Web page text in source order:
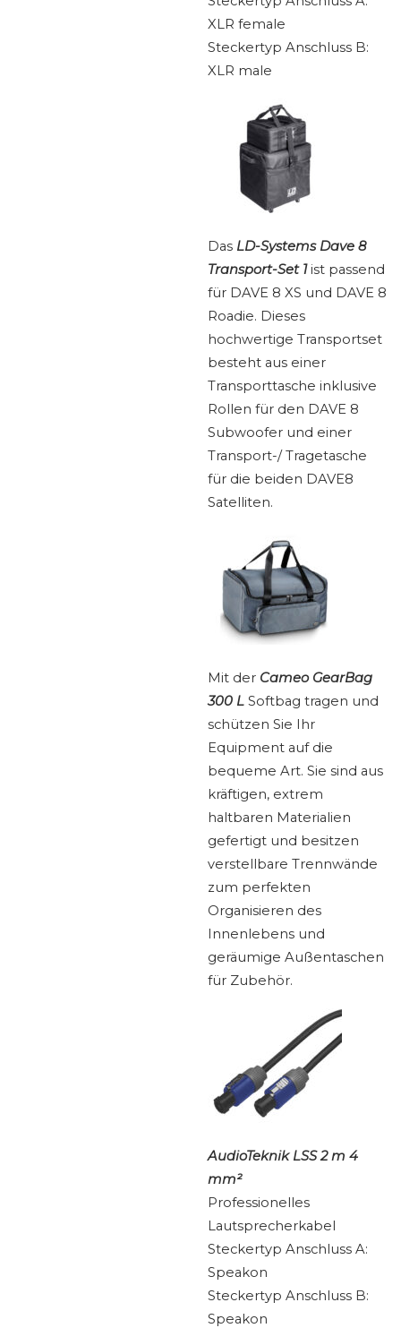
XLR female
Steckertyp Anschluss B:
XLR male
Das LD-Systems Dave 8
Transport-Set 1ist passend
für DAVE 8 XS und DAVE 8
Roadie. Dieses
hochwertige Transportset
besteht aus einer
Transporttasche inklusive
Rollen für den DAVE 8
Subwoofer und einer
Transport-/ Tragetasche
für die beiden DAVE8
Satelliten.
Mit der Cameo GearBag
300 L Softbag tragen und
schützen Sie Ihr
Equipment auf die
bequeme Art. Sie sind aus
kräftigen, extrem
haltbaren Materialien
gefertigt und besitzen
verstellbare Trennwände
zum perfekten
Organisieren des
Innenlebens und
geräumige Außentaschen
für Zubehör.
AudioTeknik LSS 2 m 4
mm²
Professionelles
Lautsprecherkabel
Steckertyp Anschluss A:
Speakon
Steckertyp Anschluss B:
Speakon